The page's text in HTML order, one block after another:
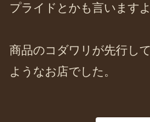
プライドとかも言いますよ
商品のコダワリが先行し
ようなお店でした。